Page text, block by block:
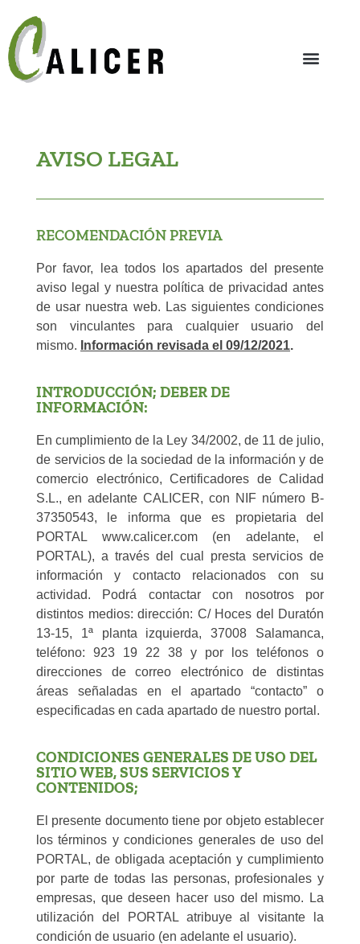
AVISO LEGAL
RECOMENDACIÓN PREVIA
Por favor, lea todos los apartados del presente
aviso legal y nuestra política de privacidad antes
de usar nuestra web. Las siguientes condiciones
son vinculantes para cualquier usuario del
mismo. Información revisada el 09/12/2021.
INTRODUCCIÓN; DEBER DE
INFORMACIÓN:
En cumplimiento de la Ley 34/2002, de 11 de julio,
de servicios de la sociedad de la información y de
comercio electrónico, Certificadores de Calidad
S.L., en adelante CALICER, con NIF número B-
37350543, le informa que es propietaria del
PORTAL www.calicer.com (en adelante, el
PORTAL), a través del cual presta servicios de
información y contacto relacionados con su
actividad. Podrá contactar con nosotros por
distintos medios: dirección: C/ Hoces del Duratón
13-15, 1ª planta izquierda, 37008 Salamanca,
teléfono: 923 19 22 38 y por los teléfonos o
direcciones de correo electrónico de distintas
áreas señaladas en el apartado “contacto” o
especificadas en cada apartado de nuestro portal.
CONDICIONES GENERALES DE USO DEL
SITIO WEB, SUS SERVICIOS Y
CONTENIDOS;
El presente documento tiene por objeto establecer
los términos y condiciones generales de uso del
PORTAL, de obligada aceptación y cumplimiento
por parte de todas las personas, profesionales y
empresas, que deseen hacer uso del mismo. La
utilización del PORTAL atribuye al visitante la
condición de usuario (en adelante el usuario).